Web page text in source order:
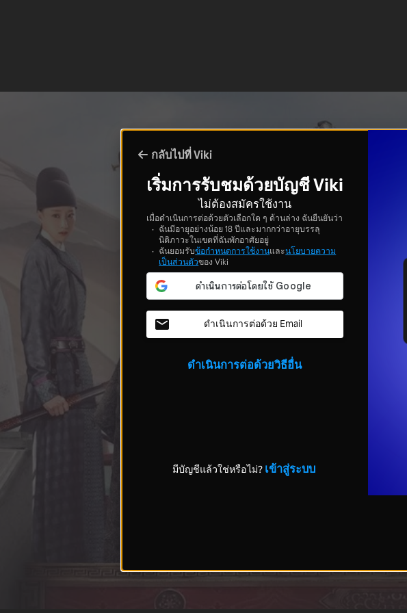
กลับไปที่ Viki
เริ่มการรับชมด้วยบัญชี Viki
ไม่ต้องสมัครใช้งาน
เมื่อดำเนินการต่อด้วยตัวเลือกใด ๆ ด้านล่าง ฉันยืนยันว่า
ฉันมีอายุอย่างน้อย 18 ปีและมากกว่าอายุบรรลุ
นิติภาวะในเขตที่ฉันพักอาศัยอยู่
ฉันยอมรับข้อกำหนดการใช้งานและนโยบายความ
เป็นส่วนตัวของ Viki
ดำเนินการต่อด้วย Email
ดำเนินการต่อด้วยวิธีอื่น
มีบัญชีแล้วใช่หรือไม่? เข้าสู่ระบบ